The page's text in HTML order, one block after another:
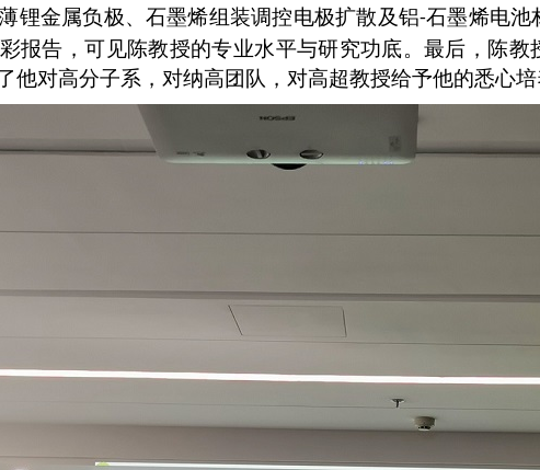
锂金属负极、石墨烯组装调控电极扩散及铝-石墨烯电池
报告，可见陈教授的专业水平与研究功底。最后，陈教
他对高分子系，对纳高团队，对高超教授给予他的悉心培